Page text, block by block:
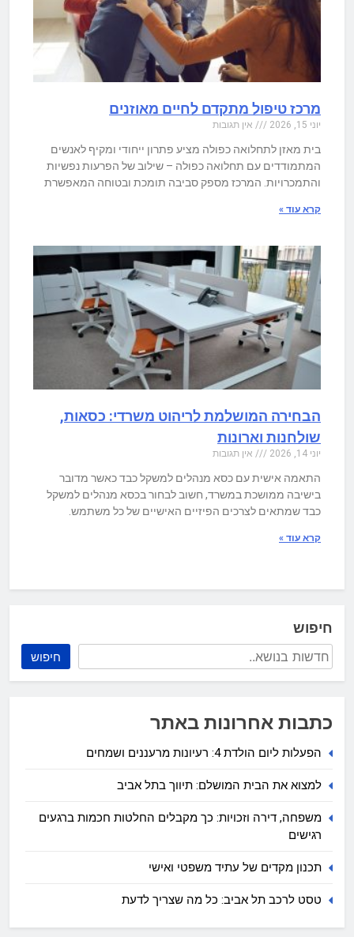
מרכז טיפול מתקדם לחיים מאוזנים
יוני 15, 2026 אין תגובות
בית מאזן לתחלואה כפולה מציע פתרון ייחודי ומקיף לאנשים
המתמודדים עם תחלואה כפולה – שילוב של הפרעות נפשיות
והתמכרויות. המרכז מספק סביבה תומכת ובטוחה המאפשרת
קרא עוד »
הבחירה המושלמת לריהוט משרדי: כסאות,
שולחנות וארונות
יוני 14, 2026 אין תגובות
התאמה אישית עם כסא מנהלים למשקל כבד כאשר מדובר
בישיבה ממושכת במשרד, חשוב לבחור בכסא מנהלים למשקל
כבד שמתאים לצרכים הפיזיים האישיים של כל משתמש.
קרא עוד »
חיפוש
חיפוש
כתבות אחרונות באתר
הפעלות ליום הולדת 4: רעיונות מרעננים ושמחים
למצוא את הבית המושלם: תיווך בתל אביב
משפחה, דירה וזכויות: כך מקבלים החלטות חכמות ברגעים
רגישים
תכנון מקדים של עתיד משפטי ואישי
טסט לרכב תל אביב: כל מה שצריך לדעת